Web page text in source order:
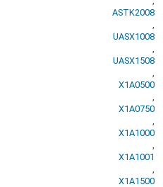
ASTK2008
UASX1008
UASX1508
X1A0500
X1A0750
X1A1000
X1A1001
X1A1500